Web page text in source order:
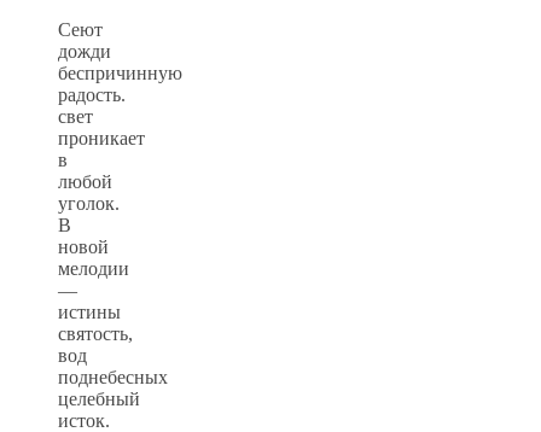
Сеют
дожди
беспричинную
радость.
свет
проникает
в
любой
уголок.
В
новой
мелодии
—
истины
святость,
вод
поднебесных
целебный
исток.